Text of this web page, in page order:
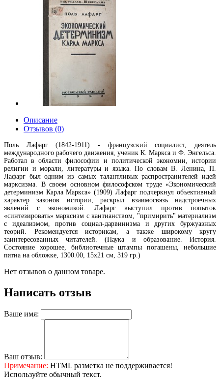
Описание
Отзывов (0)
Поль Лафарг (1842-1911) - французский социалист, деятель
международного рабочего движения, ученик К. Маркса и Ф. Энгельса.
Работал в области философии и политической экономии, истории
религии и морали, литературы и языка. По словам В. Ленина, П.
Лафарг был одним из самых талантливых распространителей идей
марксизма. В своем основном философском труде «Экономический
детерминизм Карла Маркса» (1909) Лафарг подчеркнул объективный
характер законов истории, раскрыл взаимосвязь надстроечных
явлений с экономикой. Лафарг выступил против попыток
«синтезировать» марксизм с кантианством, "примирить" материализм
с идеализмом, против социал-дарвинизма и других буржуазных
теорий. Рекомендуется историкам, а также широкому кругу
заинтересованных читателей. (Наука и образование. История.
Состояние хорошее, библиотечные штампы погашены, небольшие
пятна на обложке, 1300.00, 15х21 см, 319 гр.)
Нет отзывов о данном товаре.
Написать отзыв
Ваше имя:
Ваш отзыв:
Примечание: HTML разметка не поддерживается!
Используйте обычный текст.